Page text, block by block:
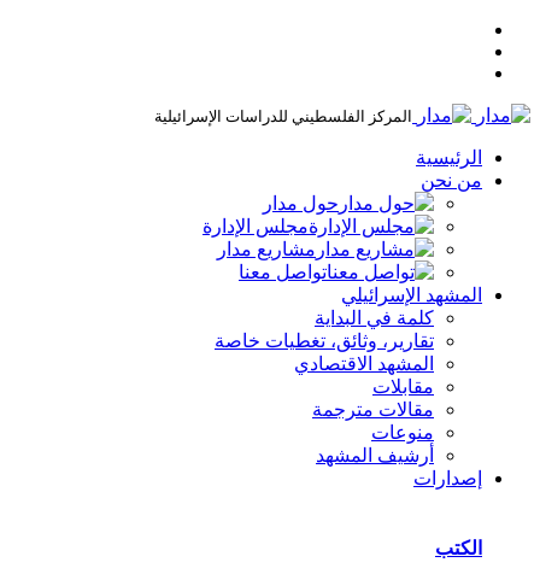
المركز الفلسطيني للدراسات الإسرائيلية
الرئيسية
من نحن
حول مدار
مجلس الإدارة
مشاريع مدار
تواصل معنا
المشهد الإسرائيلي
كلمة في البداية
تقارير، وثائق، تغطيات خاصة
المشهد الاقتصادي
مقابلات
مقالات مترجمة
منوعات
أرشيف المشهد
إصدارات
الكتب